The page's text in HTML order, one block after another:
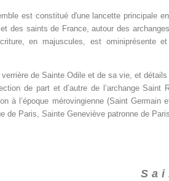
est constitué d'une lancette principale
des saints de France, autour des
en majuscules, est ominiprésente
de Sainte Odile et de sa vie, et
de part et d’autre de l’archange
à l’époque mérovingienne (Saint
de Paris, Sainte Geneviève patronne de